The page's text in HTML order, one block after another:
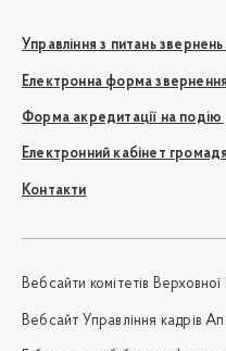
Управління з питань
Електронна форма звернення
Форма акредитації на подію
Електронний кабінет
Контакти
Вебсайти комітетів Верховної
Вебсайт Управління кадрів